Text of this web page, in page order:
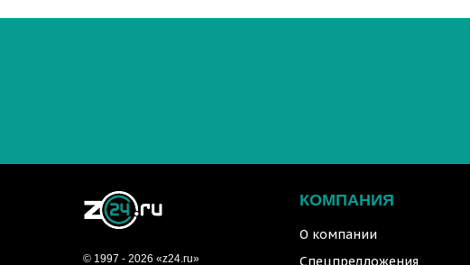
© 1997 - 2026 «z24.ru»
КОМПАНИЯ
О компании
Спецпредложения